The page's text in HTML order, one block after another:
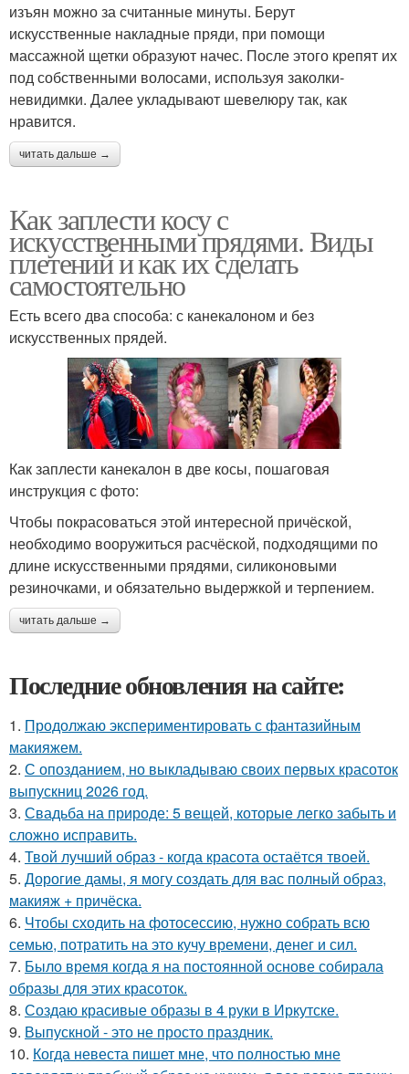
изъян можно за считанные минуты. Берут
искусственные накладные пряди, при помощи
массажной щетки образуют начес. После этого крепят их
под собственными волосами, используя заколки-
невидимки. Далее укладывают шевелюру так, как
нравится.
читать дальше →
Как заплести косу с
искусственными прядями. Виды
плетений и как их сделать
самостоятельно
Есть всего два способа: с канекалоном и без
искусственных прядей.
Как заплести канекалон в две косы, пошаговая
инструкция с фото:
Чтобы покрасоваться этой интересной причёской,
необходимо вооружиться расчёской, подходящими по
длине искусственными прядями, силиконовыми
резиночками, и обязательно выдержкой и терпением.
читать дальше →
Последние обновления на сайте:
1. Продолжаю экспериментировать с фантазийным
макияжем.
2. С опозданием, но выкладываю своих первых красоток
выпускниц 2026 год.
3. Свадьба на природе: 5 вещей, которые легко забыть и
сложно исправить.
4. Твой лучший образ - когда красота остаётся твоей.
5. Дорогие дамы, я могу создать для вас полный образ,
макияж + причёска.
6. Чтобы сходить на фотосессию, нужно собрать всю
семью, потратить на это кучу времени, денег и сил.
7. Было время когда я на постоянной основе собирала
образы для этих красоток.
8. Создаю красивые образы в 4 руки в Иркутске.
9. Выпускной - это не просто праздник.
10. Когда невеста пишет мне, что полностью мне